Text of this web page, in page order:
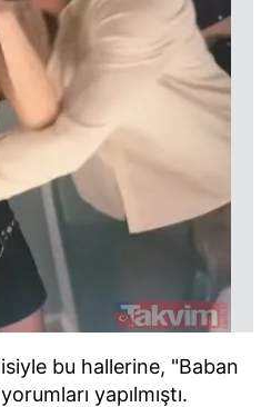
bu hallerine, "Baban
yapılmıştı.